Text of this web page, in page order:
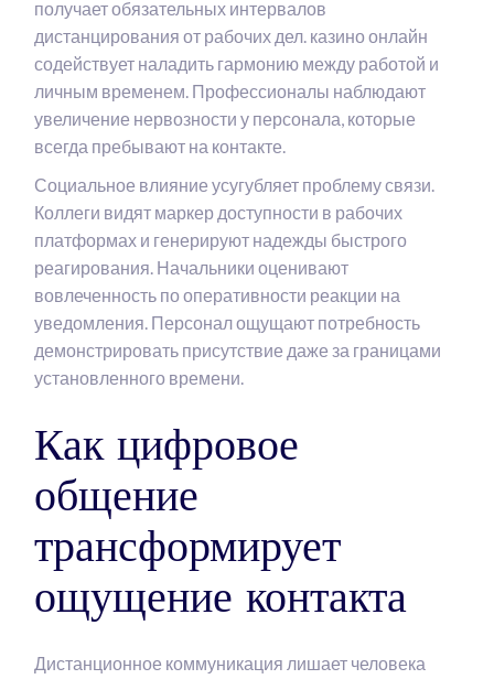
получает обязательных интервалов
дистанцирования от рабочих дел. казино онлайн
содействует наладить гармонию между работой и
личным временем. Профессионалы наблюдают
увеличение нервозности у персонала, которые
всегда пребывают на контакте.
Социальное влияние усугубляет проблему связи.
Коллеги видят маркер доступности в рабочих
платформах и генерируют надежды быстрого
реагирования. Начальники оценивают
вовлеченность по оперативности реакции на
уведомления. Персонал ощущают потребность
демонстрировать присутствие даже за границами
установленного времени.
Как цифровое
общение
трансформирует
ощущение контакта
Дистанционное коммуникация лишает человека